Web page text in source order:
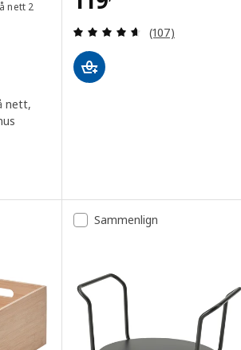
nett 2
4.8 av 5 stjerner. Samlede
nett,
Kasse, antrasitt, 34x24 cm
Gjennomgang:
(107)
Sammenlign